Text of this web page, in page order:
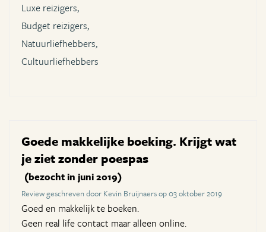
Luxe reizigers,
Budget reizigers,
Natuurliefhebbers,
Cultuurliefhebbers
Goede makkelijke boeking. Krijgt wat
je ziet zonder poespas
(bezocht in juni 2019)
Review geschreven door Kevin Bruijnaers op 03 oktober 2019
Goed en makkelijk te boeken.
Geen real life contact maar alleen online.